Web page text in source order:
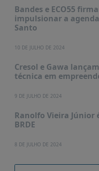
Bandes e ECO55
impulsionar a
Santo
10 DE JULHO DE 2024
Cresol e Gawa
técnica em
9 DE JULHO DE 2024
Ranolfo Vieira Júnior
BRDE
8 DE JULHO DE 2024